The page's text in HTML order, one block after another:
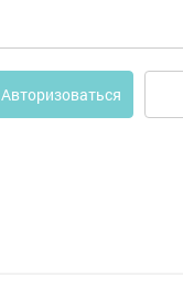
Авторизоваться